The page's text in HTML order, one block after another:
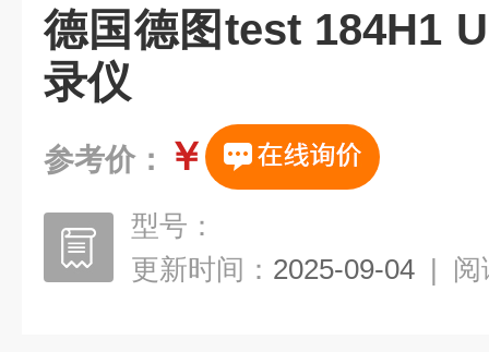
德国德图test 184H1
录仪
参考价： ￥
型号：
更新时间： 2025-09-04 | 阅